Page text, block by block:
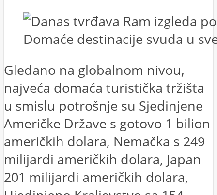
Domaće destinacije svuda u
Gledano na globalnom nivou,
najveća domaća turistička tržišta
u smislu potrošnje su Sjedinjene
Američke Države s gotovo 1 bilion
američkih dolara, Nemačka s 249
milijardi američkih dolara, Japan
201 milijardi američkih dolara,